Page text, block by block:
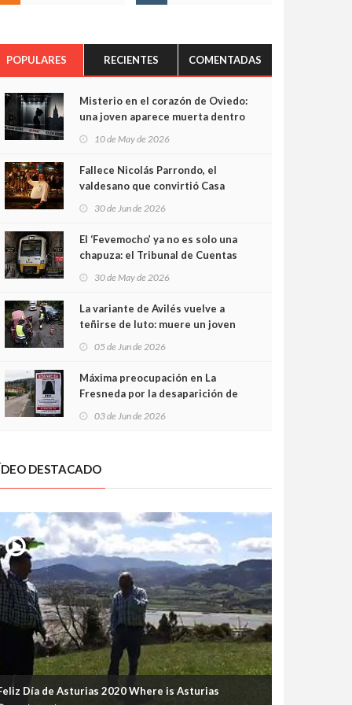
POPULARES RECIENTES COMENTADAS
Misterio en el corazón de Oviedo:
una joven aparece muerta dentro
cámaras captan sus últimos
minutos
10 de May de 2026
Fallece Nicolás Parrondo, el
valdesano que convirtió Casa
30 de Jun de 2026
El ‘Fevemocho’ ya no es solo una
chapuza: el Tribunal de Cuentas
sobrecoste de los trenes que no
cabían por los túneles
30 de May de 2026
La variante de Avilés vuelve a
teñirse de luto: muere un joven
05 de Jun de 2026
Máxima preocupación en La
Fresneda por la desaparición de
03 de Jun de 2026
DESTACADO
Día de Asturias 2020 Where is Asturias